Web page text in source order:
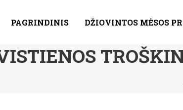
PAGRINDINIS DŽIOVINTOS MĖSOS